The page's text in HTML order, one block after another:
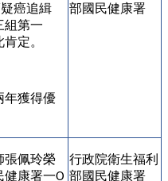
癌追緝
組第一
定。
年獲得優
部國民健康署
張佩玲榮
健康署一O
行政院衛生福利
部國民健康署